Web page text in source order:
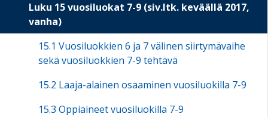
Luku 15 vuosiluokat 7-9 (siv.ltk. keväällä 2017,
vanha)
15.1 Vuosiluokkien 6 ja 7 välinen siirtymävaihe
sekä vuosiluokkien 7-9 tehtävä
15.2 Laaja-alainen osaaminen vuosiluokilla 7-9
15.3 Oppiaineet vuosiluokilla 7-9